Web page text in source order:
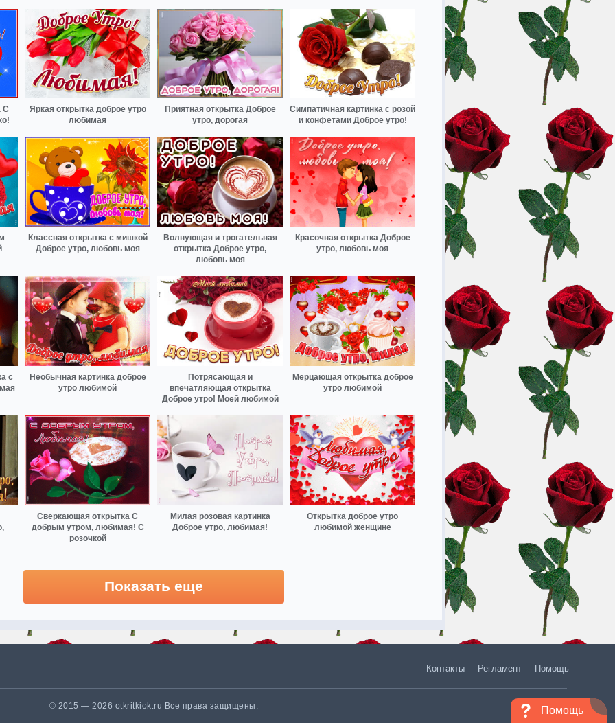
С
Яркая открытка доброе утро
любимая
Приятная открытка Доброе
утро, дорогая
Симпатичная картинка с розой
и конфетами Доброе утро!
Классная открытка с мишкой
Доброе утро, любовь моя
Волнующая и трогательная
открытка Доброе утро,
любовь моя
Красочная открытка Доброе
утро, любовь моя
с
Необычная картинка доброе
утро любимой
Потрясающая и
впечатляющая открытка
Доброе утро! Моей любимой
Мерцающая открытка доброе
утро любимой
Сверкающая открытка С
добрым утром, любимая! С
розочкой
Милая розовая картинка
Доброе утро, любимая!
Открытка доброе утро
любимой женщине
Показать еще
Помощь
Контакты Регламент Помощь
© 2015 — 2026 otkritkiok.ru Все права защищены.